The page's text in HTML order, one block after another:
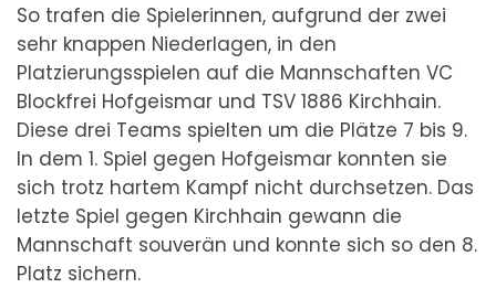
So trafen die Spielerinnen, aufgrund der zwei
sehr knappen Niederlagen, in den
Platzierungsspielen auf die Mannschaften VC
Blockfrei Hofgeismar und TSV 1886 Kirchhain.
Diese drei Teams spielten um die Plätze 7 bis 9.
In dem 1. Spiel gegen Hofgeismar konnten sie
sich trotz hartem Kampf nicht durchsetzen. Das
letzte Spiel gegen Kirchhain gewann die
Mannschaft souverän und konnte sich so den 8.
Platz sichern.